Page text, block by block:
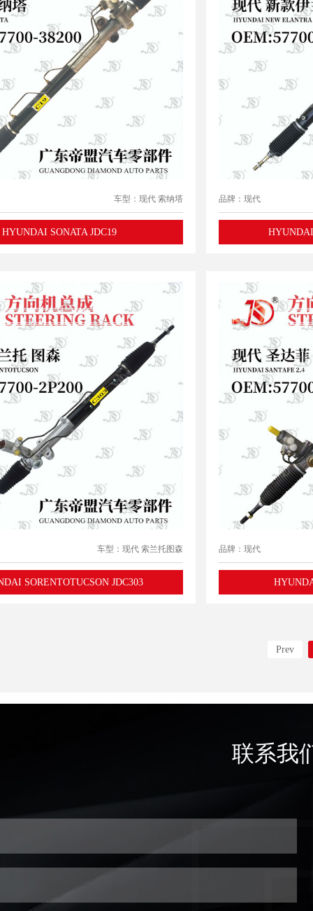
车型：现代 索纳塔
HYUNDAI SONATA JDC19
品牌：现代
车型：现代 索兰托图森
SORENTOTUCSON JDC303
品牌：现代
Prev
联系我